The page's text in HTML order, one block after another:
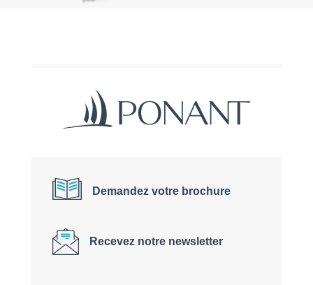
Demandez votre brochure
Recevez notre newsletter